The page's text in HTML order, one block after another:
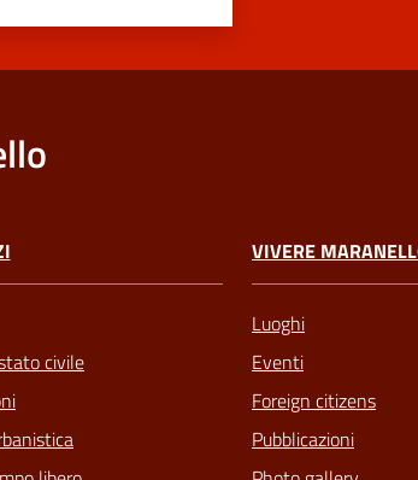
civile
VIVERE
Luoghi
Eventi
Foreign citizens
Pubblicazioni